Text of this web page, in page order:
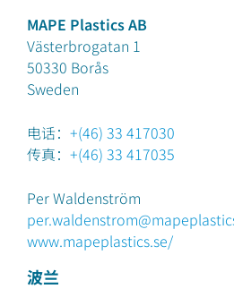
MAPE Plastics AB
Västerbrogatan 1
50330 Borås
Sweden
电话： +(46) 33 417030
传真： +(46) 33 417035
Per Waldenström
www.mapeplastics.se/
波兰